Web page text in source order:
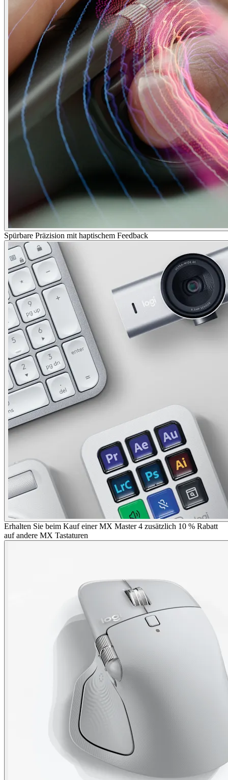
Spürbare Präzision mit haptischem Feedback
Erhalten Sie beim Kauf einer MX Master 4 zusätzlich 10 % Rabatt
auf andere MX Tastaturen